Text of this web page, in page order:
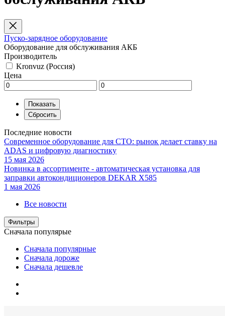
Пуско-зарядное оборудование
Оборудование для обслуживания АКБ
Производитель
Kronvuz (Россия)
Цена
Последние новости
Современное оборудование для СТО: рынок делает ставку на
ADAS и цифровую диагностику
15 мая 2026
Новинка в ассортименте - автоматическая установка для
заправки автокондиционеров DEKAR X585
1 мая 2026
Все новости
Фильтры
Сначала популярые
Сначала популярные
Сначала дороже
Сначала дешевле